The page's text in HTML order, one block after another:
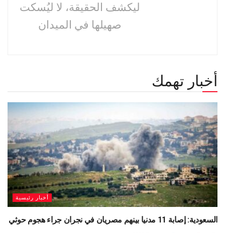
ليكشف الحقيقة، لا ليُسكت
صهيلها في الميدان
أخبار تهمك
أخبار رئيسية
السعودية: إصابة 11 مدنيا بينهم مصريان في نجران جراء هجوم حوثي